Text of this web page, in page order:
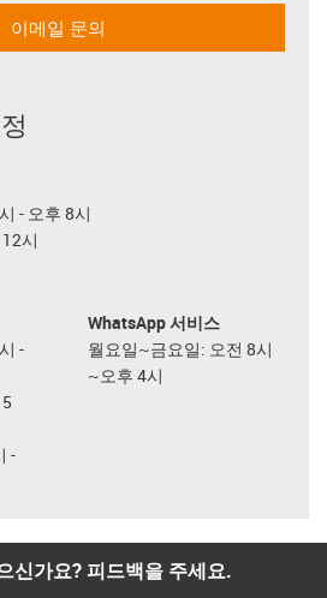
이메일 문의
- 오후 8시
시
-
-
WhatsApp 서비스
월요일~금요일: 오전 8시
~오후 4시
신가요? 피드백을 주세요.